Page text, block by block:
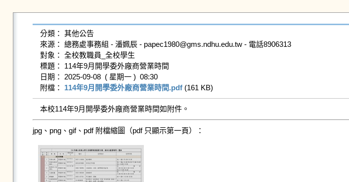
分類： 其他公告
來源： 總務處事務組 - 潘姵辰 - papec1980@gms.ndhu.edu.tw - 電話8906313
對象： 全校教職員_全校學生
標題： 114年9月開學委外廠商營業時間
日期： 2025-09-08  ( 星期一 )  08:30
附檔： 114年9月開學委外廠商營業時間.pdf (161 KB)
本校114年9月開學委外廠商營業時間如附件。
jpg、png、gif、pdf 附檔縮圖（pdf 只顯示第一頁）：